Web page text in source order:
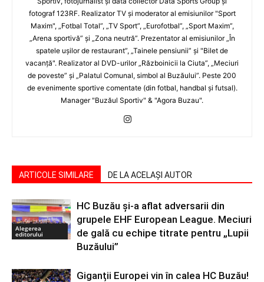
fotograf 123RF. Realizator TV şi moderator al emisiunilor "Sport
Maxim", „Fotbal Total”, „TV Sport”, „Eurofotbal”, „Sport Maxim”,
„Arena sportivă” şi „Zona neutră”. Prezentator al emisiunilor „În
spatele uşilor de restaurant”, „Tainele pensiunii” şi "Bilet de
vacanţă". Realizator al DVD-urilor „Războinicii la Ciuta”, „Meciuri
de poveste” şi „Palatul Comunal, simbol al Buzăului”. Peste 200
de evenimente sportive comentate (din fotbal, handbal şi futsal).
Manager "Buzăul Sportiv" & "Agora Buzau".
ARTICOLE SIMILARE DE LA ACELAȘI AUTOR
Alegerea
editorului
HC Buzău și-a aflat adversarii din
grupele EHF European League. Meciuri
de gală cu echipe titrate pentru „Lupii
Buzăului”
Giganții Europei vin în calea HC Buzău!